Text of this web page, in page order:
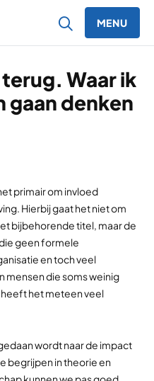
MENU
Waar ik
gaan denken
primair om invloed
Hierbij gaat het niet om
bijbehorende titel, maar de
geen formele
en toch veel
mensen die soms weinig
heeft het meteen veel
wordt naar de impact
begrijpen in theorie en